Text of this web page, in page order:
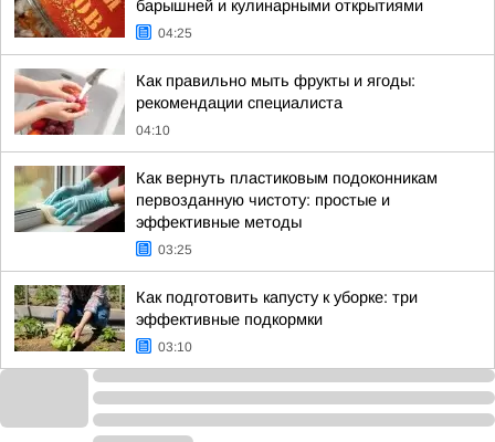
барышней и кулинарными открытиями
04:25
Как правильно мыть фрукты и ягоды:
рекомендации специалиста
04:10
Как вернуть пластиковым подоконникам
первозданную чистоту: простые и
эффективные методы
03:25
Как подготовить капусту к уборке: три
эффективные подкормки
03:10